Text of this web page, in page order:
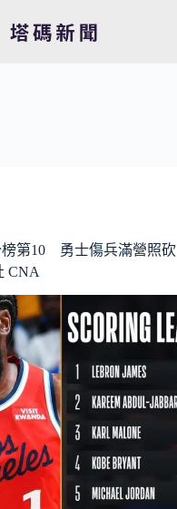
第10 勇士傷兵滿營照砍
CNA